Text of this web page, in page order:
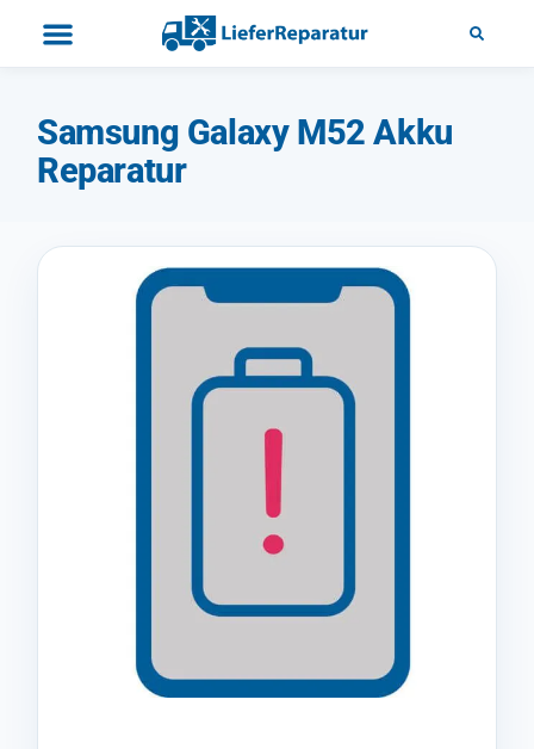
Samsung Galaxy M52 Akku
Reparatur